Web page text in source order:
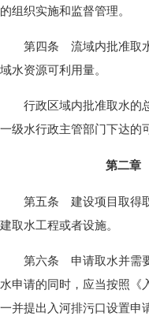
的组织实施和监督管理。
第四条 流域内批准取水
域水资源可利用量。
行政区域内批准取水的
一级水行政主管部门下达的
第二章
第五条 建设项目取得取
建取水工程或者设施。
第六条 申请取水并需要
水申请的同时，应当按照《
一并提出入河排污口设置申请